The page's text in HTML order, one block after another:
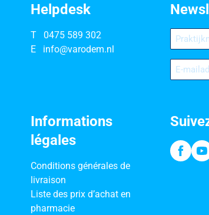
Helpdesk
T
0475 589 302
E
info@varodem.nl
Informations
légales
Conditions générales de
livraison
Liste des prix d’achat en
pharmacie
E-